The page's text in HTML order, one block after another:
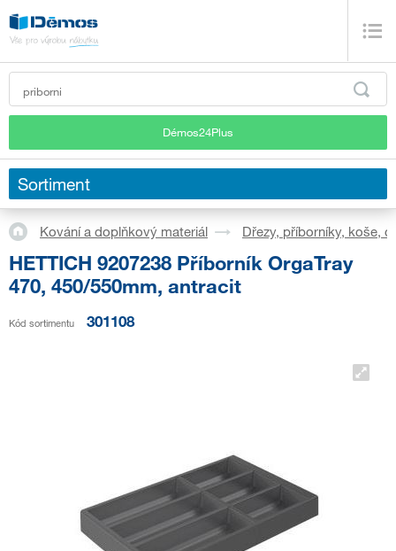
Démos24Plus
Sortiment
Kování a doplňkový materiál Dřezy, příborníky, koše,
HETTICH 9207238 Příborník OrgaTray
470, 450/550mm, antracit
Kód sortimentu 301108